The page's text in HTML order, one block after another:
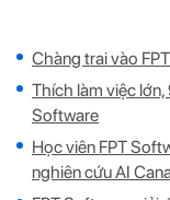
Chàng trai vào
Thích làm việc
Software
Học viên FPT
nghiên cứu AI